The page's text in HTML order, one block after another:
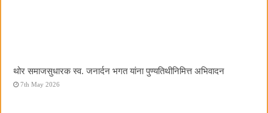
थोर समाजसुधारक स्व. जनार्दन भगत यांना पुण्यतिथीनिमित्त अभिवादन
7th May 2026